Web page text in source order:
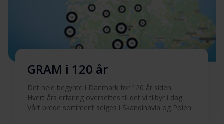
GRAM i 120 år
Det hele begynte i Danmark for 120 år siden.
Hvert års erfaring oversettes til det vi tilbyr i dag.
Vårt brede sortiment selges i Skandinavia og Polen.